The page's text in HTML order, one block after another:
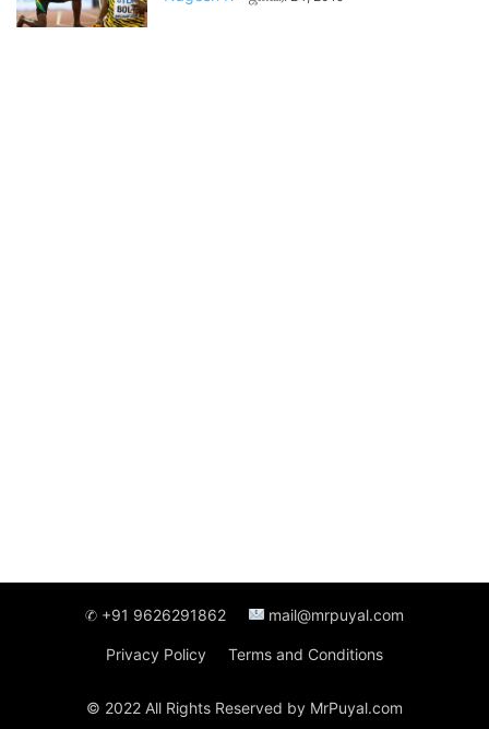
✆ +91 9626291862 mail@mrpuyal.com
Privacy Policy Terms and Conditions
© 2022 All Rights Reserved by MrPuyal.com